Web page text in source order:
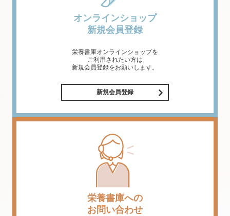
オンラインショップ
新規会員登録
栄養書庫オンラインショップを
ご利用されたい方は
新規会員登録をお願いします。
新規会員登録
栄養書庫への
お問い合わせ